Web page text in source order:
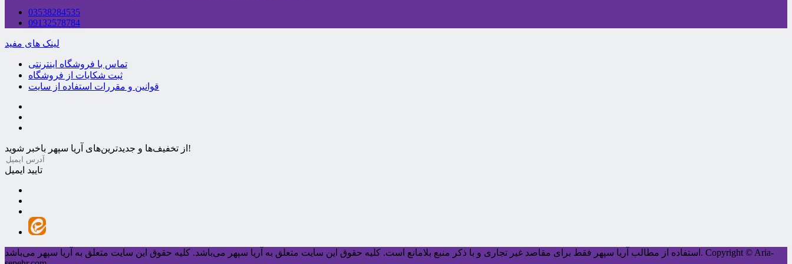
03538284535
09132578784
لینک های مفید
تماس با فروشگاه اینترنتی
ثبت شکایات از فروشگاه
قوانین و مقررات استفاده از سایت
از تخفیف‌ها و جدیدترین‌های آریا سپهر باخبر شوید!
تایید ایمیل
استفاده از مطالب آریا سپهر فقط برای مقاصد غیر تجاری و با ذکر منبع بلامانع است. کليه حقوق اين سايت متعلق به آریا سپهر می‌باشد. کليه حقوق اين سايت متعلق به آریا سپهر می‌باشد. Copyright © Aria-